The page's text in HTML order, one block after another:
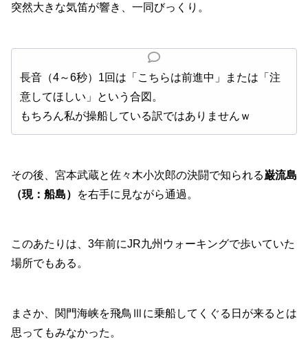
突然大きな気笛が響き、一同びっくり。
長音（4～6秒）1回は「こちらは前進中」または「注
意してほしい」という合図。
もちろん私が操船している訳ではありませんｗ
その後、宮本武蔵と佐々木小次郎の決闘で知られる 巌流島
（現：船島）
を右手に見ながら通過。
このあたりは、3年前にJR九州ウォーキングで歩いていた
場所でもある。
まさか、関門海峡を飛鳥Ⅲに乗船してくぐる日が来るとは
思ってもみなかった。